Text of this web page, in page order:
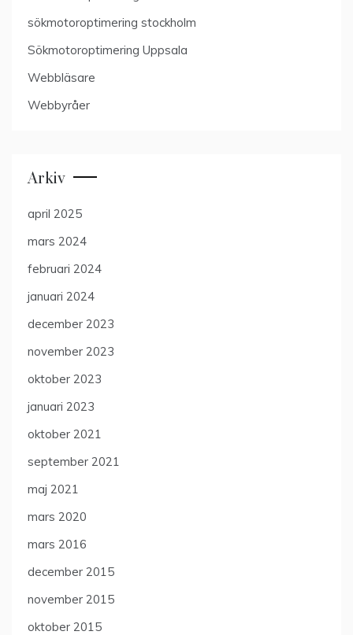
sökmotoroptimering stockholm
Sökmotoroptimering Uppsala
Webbläsare
Webbyråer
Arkiv
april 2025
mars 2024
februari 2024
januari 2024
december 2023
november 2023
oktober 2023
januari 2023
oktober 2021
september 2021
maj 2021
mars 2020
mars 2016
december 2015
november 2015
oktober 2015